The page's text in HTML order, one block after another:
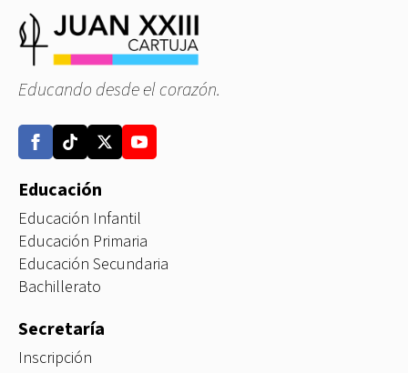
Educando desde el corazón.
Educación
Educación Infantil
Educación Primaria
Educación Secundaria
Bachillerato
Secretaría
Inscripción